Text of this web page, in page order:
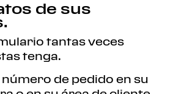
de sus
tantas veces
tenga.
de pedido en su